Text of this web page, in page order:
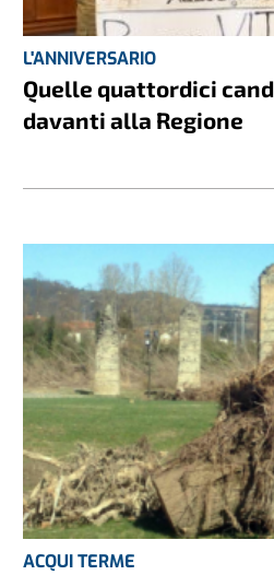
L'ANNIVERSARIO
Quelle quattordici
davanti alla Regione
ACQUI TERME